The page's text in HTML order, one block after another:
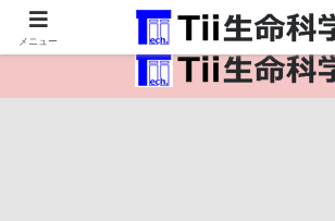
医療保健・生命・生物の情報インフ
メニュー